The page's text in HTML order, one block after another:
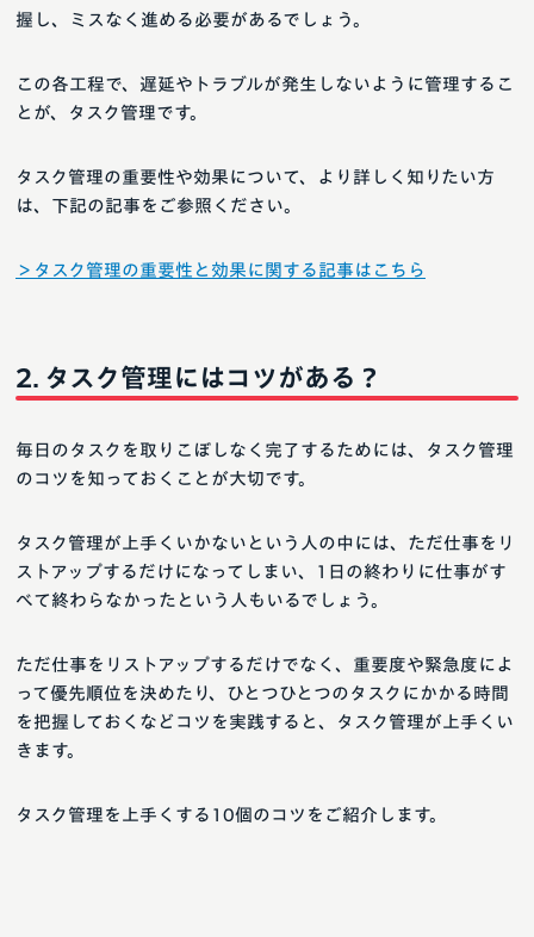
握し、ミスなく進める必要があるでしょう。
この各工程で、遅延やトラブルが発生しないように管理するこ
とが、タスク管理です。
タスク管理の重要性や効果について、より詳しく知りたい方
は、下記の記事をご参照ください。
＞タスク管理の重要性と効果に関する記事はこちら
タスク管理にはコツがある？
毎日のタスクを取りこぼしなく完了するためには、タスク管理
のコツを知っておくことが大切です。
タスク管理が上手くいかないという人の中には、ただ仕事をリ
ストアップするだけになってしまい、1日の終わりに仕事がす
べて終わらなかったという人もいるでしょう。
ただ仕事をリストアップするだけでなく、重要度や緊急度によ
って優先順位を決めたり、ひとつひとつのタスクにかかる時間
を把握しておくなどコツを実践すると、タスク管理が上手くい
きます。
タスク管理を上手くする10個のコツをご紹介します。